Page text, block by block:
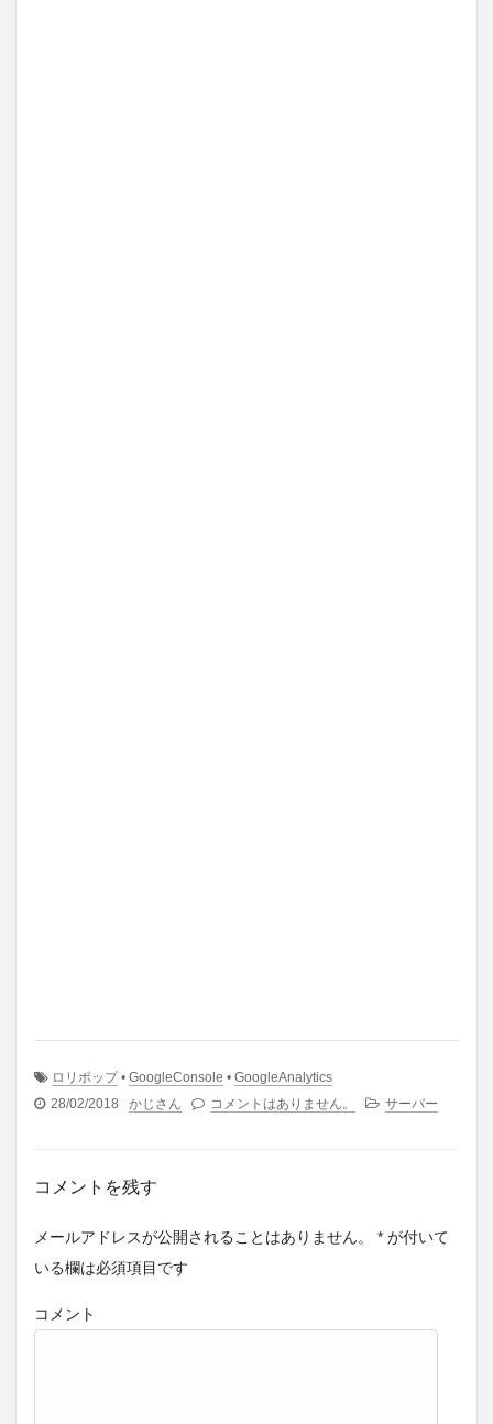
ロリポップ• GoogleConsole • GoogleAnalytics
28/02/2018
かじさん コメントはありません。 サーバー
コメントを残す
メールアドレスが公開されることはありません。 * が付いて
いる欄は必須項目です
コメント